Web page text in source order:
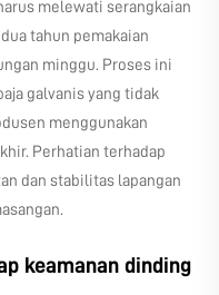
melewati serangkaian
tahun pemakaian
minggu. Proses ini
galvanis yang tidak
menggunakan
Perhatian terhadap
dan stabilitas lapangan
keamanan dinding